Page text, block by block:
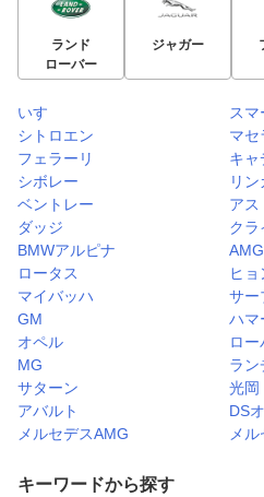
ランド
ローバー
ジャガー
いすゞ
スマ
シトロエン
マセ
フェラーリ
キャ
シボレー
リ
ベントレー
アス
ダッジ
クラ
BMWアルピナ
AMG
ロータス
ヒョ
マイバッハ
サー
GM
ハマ
オペル
ロー
MG
ラン
サターン
光岡
アバルト
DS
メルセデスAMG
メ
キーワードから探す